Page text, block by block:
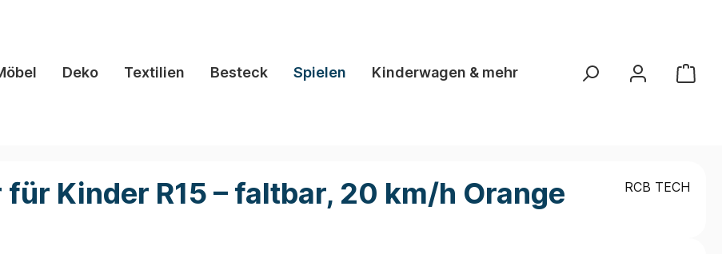
Deko Textilien Besteck Spielen Kinderwagen & mehr
für Kinder R15 – faltbar, 20 km/h Orange RCB TECH